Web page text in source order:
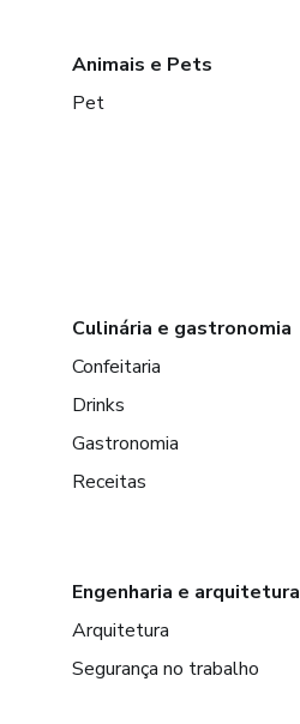
Animais e Pets
Pet
Culinária e gastronomia
Confeitaria
Drinks
Gastronomia
Receitas
Engenharia e arquitetura
Arquitetura
Segurança no trabalho